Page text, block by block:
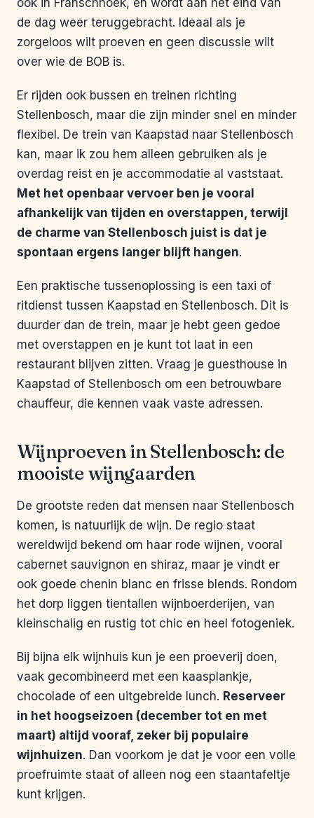
ook in Franschhoek, en wordt aan het eind van
de dag weer teruggebracht. Ideaal als je
zorgeloos wilt proeven en geen discussie wilt
over wie de BOB is.
Er rijden ook bussen en treinen richting
Stellenbosch, maar die zijn minder snel en minder
flexibel. De trein van Kaapstad naar Stellenbosch
kan, maar ik zou hem alleen gebruiken als je
overdag reist en je accommodatie al vaststaat.
Met het openbaar vervoer ben je vooral
afhankelijk van tijden en overstappen, terwijl
de charme van Stellenbosch juist is dat je
spontaan ergens langer blijft hangen.
Een praktische tussenoplossing is een taxi of
ritdienst tussen Kaapstad en Stellenbosch. Dit is
duurder dan de trein, maar je hebt geen gedoe
met overstappen en je kunt tot laat in een
restaurant blijven zitten. Vraag je guesthouse in
Kaapstad of Stellenbosch om een betrouwbare
chauffeur, die kennen vaak vaste adressen.
Wijnproeven in Stellenbosch: de
mooiste wijngaarden
De grootste reden dat mensen naar Stellenbosch
komen, is natuurlijk de wijn. De regio staat
wereldwijd bekend om haar rode wijnen, vooral
cabernet sauvignon en shiraz, maar je vindt er
ook goede chenin blanc en frisse blends. Rondom
het dorp liggen tientallen wijnboerderijen, van
kleinschalig en rustig tot chic en heel fotogeniek.
Bij bijna elk wijnhuis kun je een proeverij doen,
vaak gecombineerd met een kaasplankje,
chocolade of een uitgebreide lunch. Reserveer
in het hoogseizoen (december tot en met
maart) altijd vooraf, zeker bij populaire
wijnhuizen. Dan voorkom je dat je voor een volle
proefruimte staat of alleen nog een staantafeltje
kunt krijgen.